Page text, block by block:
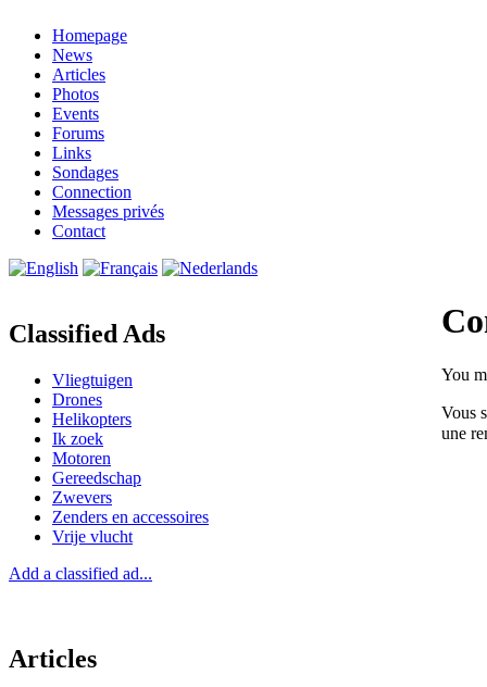
Homepage
News
Articles
Photos
Events
Forums
Links
Sondages
Connection
Messages privés
Contact
Classified Ads
Vliegtuigen
Drones
Helikopters
Ik zoek
Motoren
Gereedschap
Zwevers
Zenders en accessoires
Vrije vlucht
Add a classified ad...
Articles
You
Vous
une